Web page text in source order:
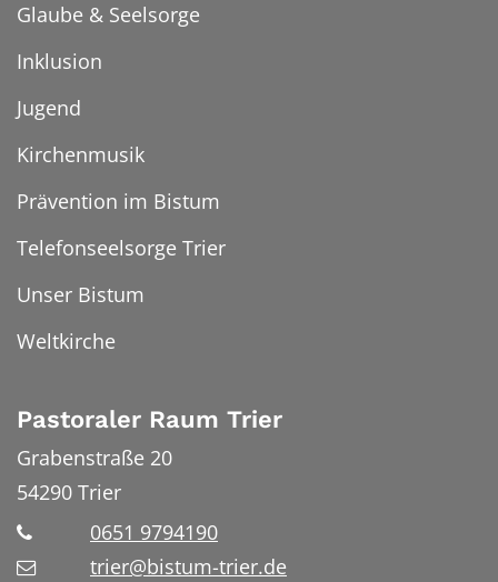
Glaube & Seelsorge
Inklusion
Jugend
Kirchenmusik
Prävention im Bistum
Telefonseelsorge Trier
Unser Bistum
Weltkirche
Pastoraler Raum Trier
Grabenstraße 20
54290 Trier
0651 9794190
trier@bistum-trier.de